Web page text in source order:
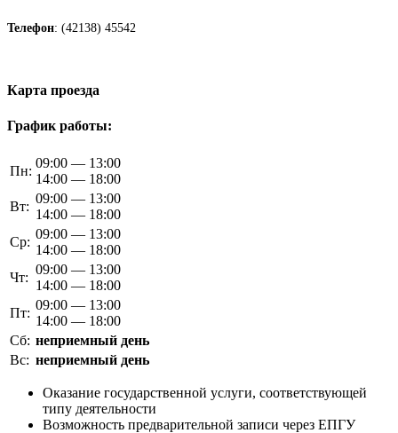
Телефон: (42138) 45542
Карта проезда
График работы:
Пн:
09:00 — 13:00
14:00 — 18:00
Вт:
09:00 — 13:00
14:00 — 18:00
Ср:
09:00 — 13:00
14:00 — 18:00
Чт:
09:00 — 13:00
14:00 — 18:00
Пт:
09:00 — 13:00
14:00 — 18:00
Сб: неприемный день
Вс: неприемный день
Оказание государственной услуги, соответствующей
типу деятельности
Возможность предварительной записи через ЕПГУ